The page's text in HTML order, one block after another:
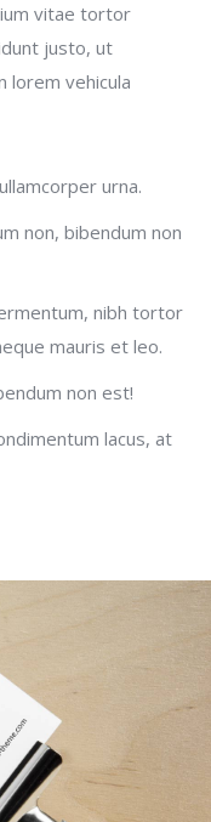
vitae tortor
justo, ut
lorem vehicula
urna.
non, bibendum non
nibh tortor
mauris et leo.
non est!
lacus, at